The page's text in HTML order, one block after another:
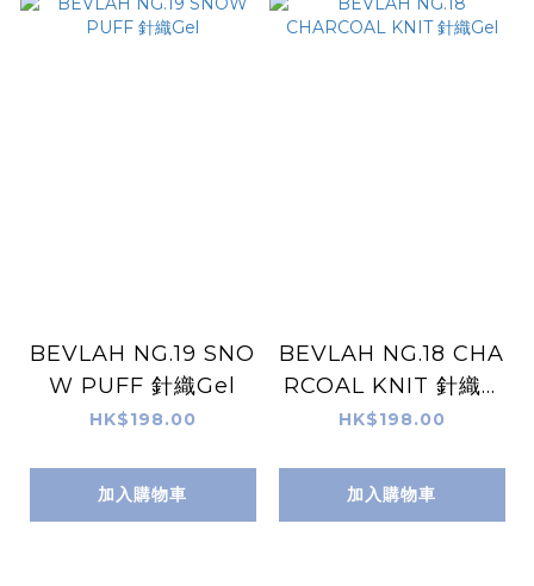
BEVLAH NG.19 SNO
W PUFF 針織Gel
HK$198.00
加入購物車
BEVLAH NG.18 CHA
RCOAL KNIT 針織G
el
HK$198.00
加入購物車